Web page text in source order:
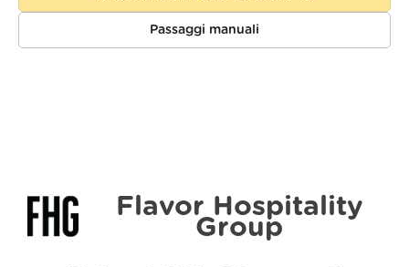
Passaggi manuali
Flavor Hospitality
Group